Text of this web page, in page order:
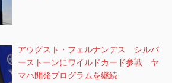
アウグスト・フェルナンデス シルバ
ーストーンにワイルドカード参戦 ヤ
マハ開発プログラムを継続